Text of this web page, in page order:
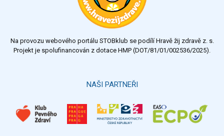
Výsledky Všechny ankety
Na provozu webového portálu STOBklub se podílí Hravě žij zdravě z. s.
Projekt je spolufinancován z dotace HMP (DOT/81/01/002536/2025).
NAŠI PARTNEŘI